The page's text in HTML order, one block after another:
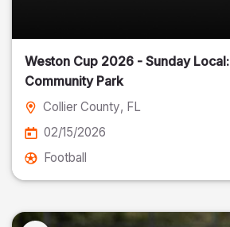
Weston Cup 2026 - Sunday Local: Golden Gate
Community Park
Collier County, FL
02/15/2026
Football